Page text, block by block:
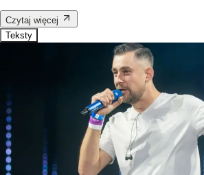
Czytaj więcej
Teksty